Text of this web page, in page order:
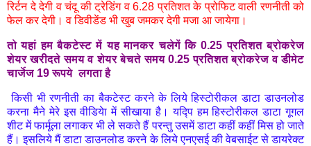
रिर्टन दे देगी व चंदू की ट्रेडिंग व 6.28 प्रतिशत के प्रोफिट वाली रणनीती को
फेल कर देगी। व डिवीडेंड भी खुब जमकर देगी मजा आ जायेगा।
तो यहां हम बैकटेस्ट में यह मानकर चलेगें कि 0.25 प्रतिशत ब्रोकरेज
शेयर खरीदते समय व शेयर बेचते समय 0.25 प्रतिशत ब्रोकरेज व डीमेट
चार्जेज 19 रूपये लगता है
किसी भी रणनीती का बैकटेस्ट करने के लिये हिस्टोरीकल डाटा डाउनलोड
करना मैने मेरे इस वीडियेा में सीखाया है। यद्पि हम हिस्टोरीकल डाटा गूगल
शीट में फार्मूला लगाकर भी ले सकते हैं परन्तु उसमें डाटा कहीं कहीं मिस हो जाते
हैं। इसलिये मैं डाटा डाउनलोड करने के लिये एनएसई की वेबसाईट से डायरेक्ट